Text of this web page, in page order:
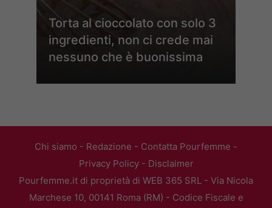
Torta al cioccolato con solo 3
ingredienti, non ci crede mai
nessuno che è buonissima
Chi siamo - Redazione - Contatta Pourfemme -
Privacy Policy- Disclaimer
Pourfemme.it di proprietà di WEB 365 SRL - Via Nicola
Marchese 10, 00141 Roma (RM) - Codice Fiscale e